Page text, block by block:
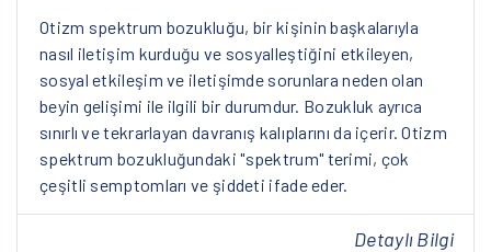
Otizm spektrum bozukluğu, bir kişinin başkalarıyla
nasıl iletişim kurduğu ve sosyalleştiğini etkileyen,
sosyal etkileşim ve iletişimde sorunlara neden olan
beyin gelişimi ile ilgili bir durumdur. Bozukluk ayrıca
sınırlı ve tekrarlayan davranış kalıplarını da içerir. Otizm
spektrum bozukluğundaki "spektrum" terimi, çok
çeşitli semptomları ve şiddeti ifade eder.
Detaylı Bilgi